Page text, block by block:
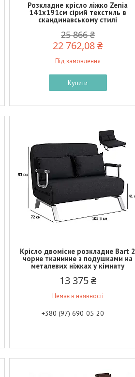
Розкладне крісло ліжко Zenia
141х191см сірий текстиль в
скандинавському стилі
25 866 ₴
22 762,08 ₴
Під замовлення
Купити
Крісло двомісне розкладне Bart 2
чорне тканинне з подушками на
металевих ніжках у кімнату
13 375 ₴
Немає в наявності
+380 (97) 690-05-20